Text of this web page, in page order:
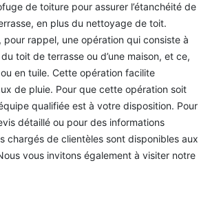
de toiture pour assurer l’étanchéité de
en plus du nettoyage de toit.
pour rappel, une opération qui consiste à
toit de terrasse ou d’une maison, et ce,
en tuile. Cette opération facilite
de pluie. Pour que cette opération soit
qualifiée est à votre disposition. Pour
détaillé ou pour des informations
chargés de clientèles sont disponibles aux
vous invitons également à visiter notre